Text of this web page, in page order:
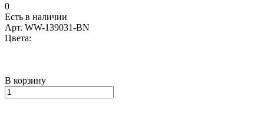
0
Есть в наличии
Арт. WW-139031-BN
Цвета:
В корзину